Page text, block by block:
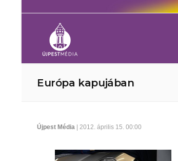
Európa kapujában
Újpest Média | 2012. április 15. 00:00